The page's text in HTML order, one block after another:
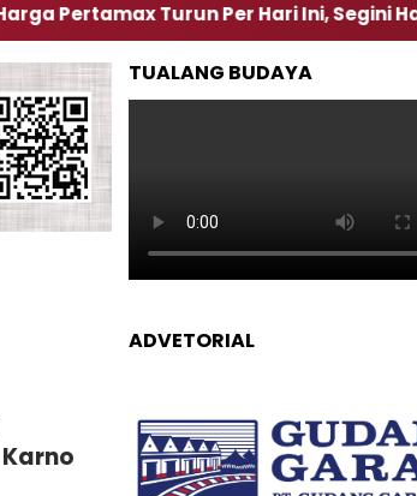
Turun Per Hari Ini, Segini Harganya
TUALANG BUDAYA
ADVETORIAL